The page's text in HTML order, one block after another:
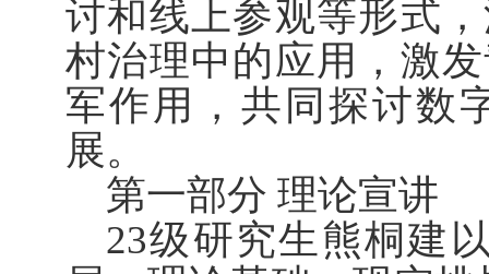
讨和线上参观等形式
村治理中的应用，激
军作用，共同探讨数
展。
第一部分 理论宣讲
23级研究生熊桐建